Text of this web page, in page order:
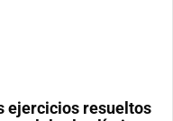
ejercicios resueltos